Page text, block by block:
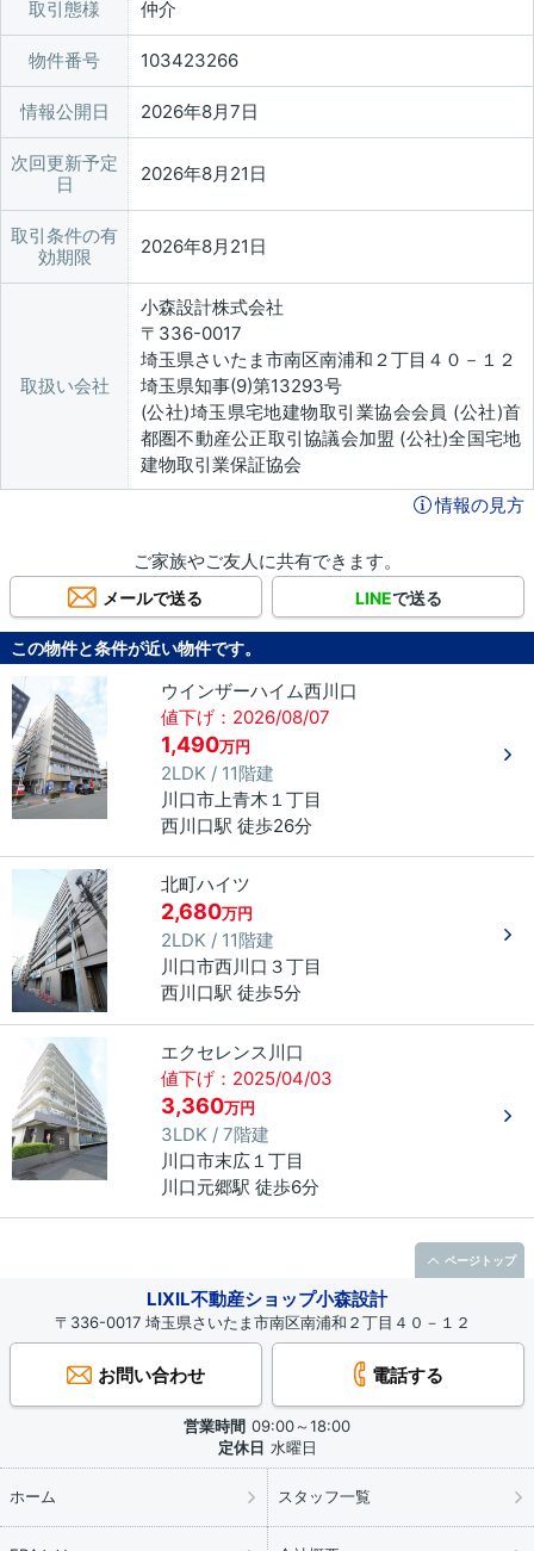
取引態様 仲介
物件番号 103423266
情報公開日 2026年8月7日
次回更新予定
日
2026年8月21日
取引条件の有
効期限
2026年8月21日
取扱い会社
小森設計株式会社
〒336-0017
埼玉県さいたま市南区南浦和２丁目４０－１２
埼玉県知事(9)第13293号
(公社)埼玉県宅地建物取引業協会会員 (公社)首
都圏不動産公正取引協議会加盟 (公社)全国宅地
建物取引業保証協会
情報の見方
ご家族やご友人に共有できます。
メールで送る LINEで送る
この物件と条件が近い物件です。
ウインザーハイム西川口
値下げ：2026/08/07
1,490万円
2LDK / 11階建
川口市上青木 １丁目
西川口駅 徒歩26分
北町ハイツ
2,680万円
2LDK / 11階建
川口市西川口 ３丁目
西川口駅 徒歩5分
エクセレンス川口
値下げ：2025/04/03
3,360万円
3LDK / 7階建
川口市末広 １丁目
川口元郷駅 徒歩6分
LIXIL不動産ショップ小森設計
〒336-0017 埼玉県さいたま市南区南浦和２丁目４０－１２
お問い合わせ 電話する
営業時間 09:00～18:00
定休日 水曜日
ホーム スタッフ一覧
ページトップ